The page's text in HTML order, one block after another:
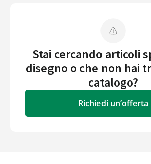
Stai cercando articoli
disegno o che non hai
catalogo?
Richiedi un’offerta